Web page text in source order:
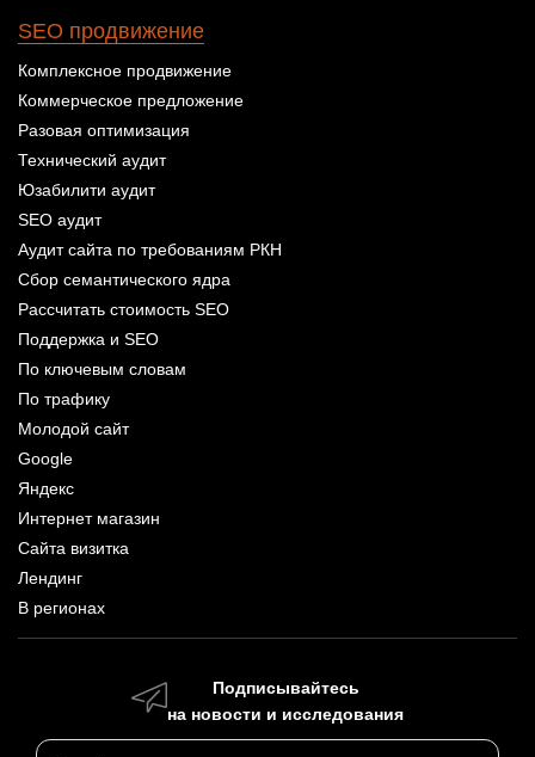
SEO продвижение
Комплексное продвижение
Коммерческое предложение
Разовая оптимизация
Технический аудит
Юзабилити аудит
SEO аудит
Аудит сайта по требованиям РКН
Сбор семантического ядра
Рассчитать стоимость SEO
Поддержка и SEO
По ключевым словам
По трафику
Молодой сайт
Google
Яндекс
Интернет магазин
Сайта визитка
Лендинг
В регионах
Подписывайтесь
на новости и исследования